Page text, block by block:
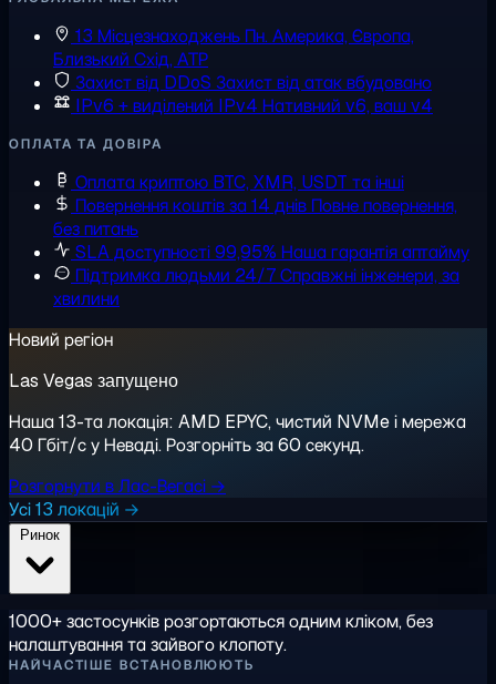
13 Місцезнаходжень Пн. Америка, Європа,
Близький Схід, АТР
Захист від DDoS Захист від атак вбудовано
IPv6 + виділений IPv4 Нативний v6, ваш v4
ОПЛАТА ТА ДОВІРА
Оплата криптою BTC, XMR, USDT та інші
Повернення коштів за 14 днів Повне повернення,
без питань
SLA доступності 99,95% Наша гарантія аптайму
Підтримка людьми 24/7Справжні інженери, за
хвилини
Новий регіон
Las Vegas запущено
Наша 13-та локація: AMD EPYC, чистий NVMe і мережа
40 Гбіт/с у Неваді. Розгорніть за 60 секунд.
Розгорнути в Лас-Вегасі →
Усі 13 локацій →
1000+ застосунків розгортаються одним кліком, без
налаштування та зайвого клопоту.
НАЙЧАСТІШЕ ВСТАНОВЛЮЮТЬ